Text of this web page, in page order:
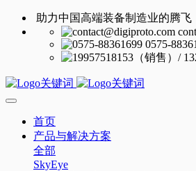
助力中国高端装备制造业的腾飞
0575-
首页
产品与解决方案
全部
SkyEye